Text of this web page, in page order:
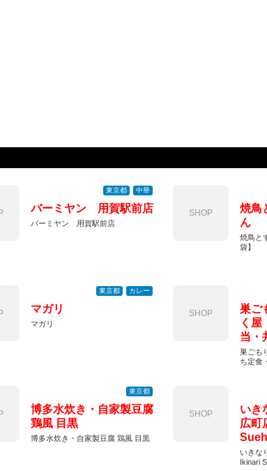
東京都 中華
バーミヤン 用賀駅前店
バーミヤン 用賀駅前店
SHOP
焼鳥
ん
焼鳥と
袋】
東京都 カレー
マガリ
マガリ
SHOP
巣ご
く屋
当・
巣ごも
ち定食
東京都
博多水炊き・自家製豆腐
鶏風 目黒
博多水炊き・自家製豆腐 鶏風 目黒
SHOP
いき
広町
いきな
Ikinari